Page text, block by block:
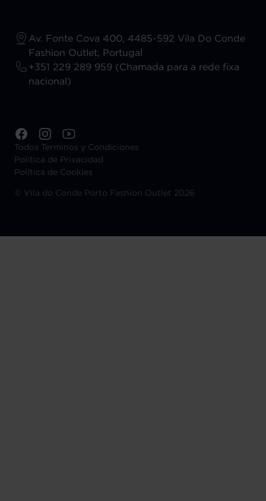
Av. Fonte Cova 400, 4485-592 Vila Do Conde
Fashion Outlet, Portugal
+351 229 289 959 (Chamada para a rede fixa
nacional)
Todos Terminos y Condiciones
Política de Privacidad
Política de Cookies
© Vila do Conde Porto Fashion Outlet 2026